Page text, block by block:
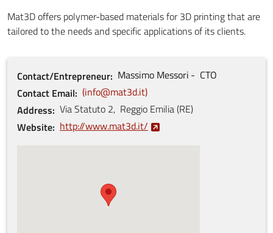
Mat3D offers polymer-based materials for 3D printing that are
tailored to the needs and specific applications of its clients.
Contact/Entrepreneur Massimo Messori
CTO
Contact Email
info@mat3d.it
Address Via Statuto 2, Reggio Emilia(RE)
Website http://www.mat3d.it/